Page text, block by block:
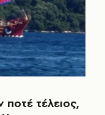
τέλειος,